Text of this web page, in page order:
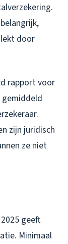
door
rapport voor
gemiddeld
zijn juridisch
ze niet
geeft
Minimaal